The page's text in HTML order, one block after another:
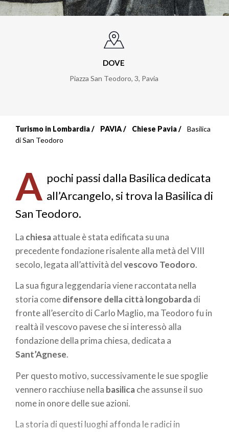
DOVE
Piazza San Teodoro, 3, Pavia
Briciole
pane
Turismo in Lombardia PAVIA Chiese Pavia
Basilica
di San Teodoro
A pochi passi dalla Basilica dedicata
all’Arcangelo, si trova la Basilica di
San Teodoro.
La chiesaattuale è stata edificata su una
precedente fondazione risalente alla metà del VIII
secolo, legata all’attività delvescovo Teodoro.
La sua figura leggendaria viene raccontata nella
storia comedifensore della città longobardadi
fronte all’esercito di Carlo Maglio, ma Teodoro fu in
realtà il vescovo pavese che si interessò alla
fondazione della prima chiesa, dedicata a
Sant’Agnese.
Per questo motivo, successivamente le sue spoglie
vennero racchiuse nella basilicache assunse il suo
nome in onore delle sue azioni.
La storia di questi luoghi affonda le radici in